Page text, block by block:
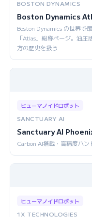
BOSTON DYNAMICS
Boston Dynamics
Boston Dynamics の世界で
「Atlas」総称ページ。油
方の歴史を扱う
ヒューマノイドロボット
SANCTUARY AI
Sanctuary AI
Carbon AI搭載・高精度ハ
ヒューマノイドロボット
1X TECHNOLOGIES